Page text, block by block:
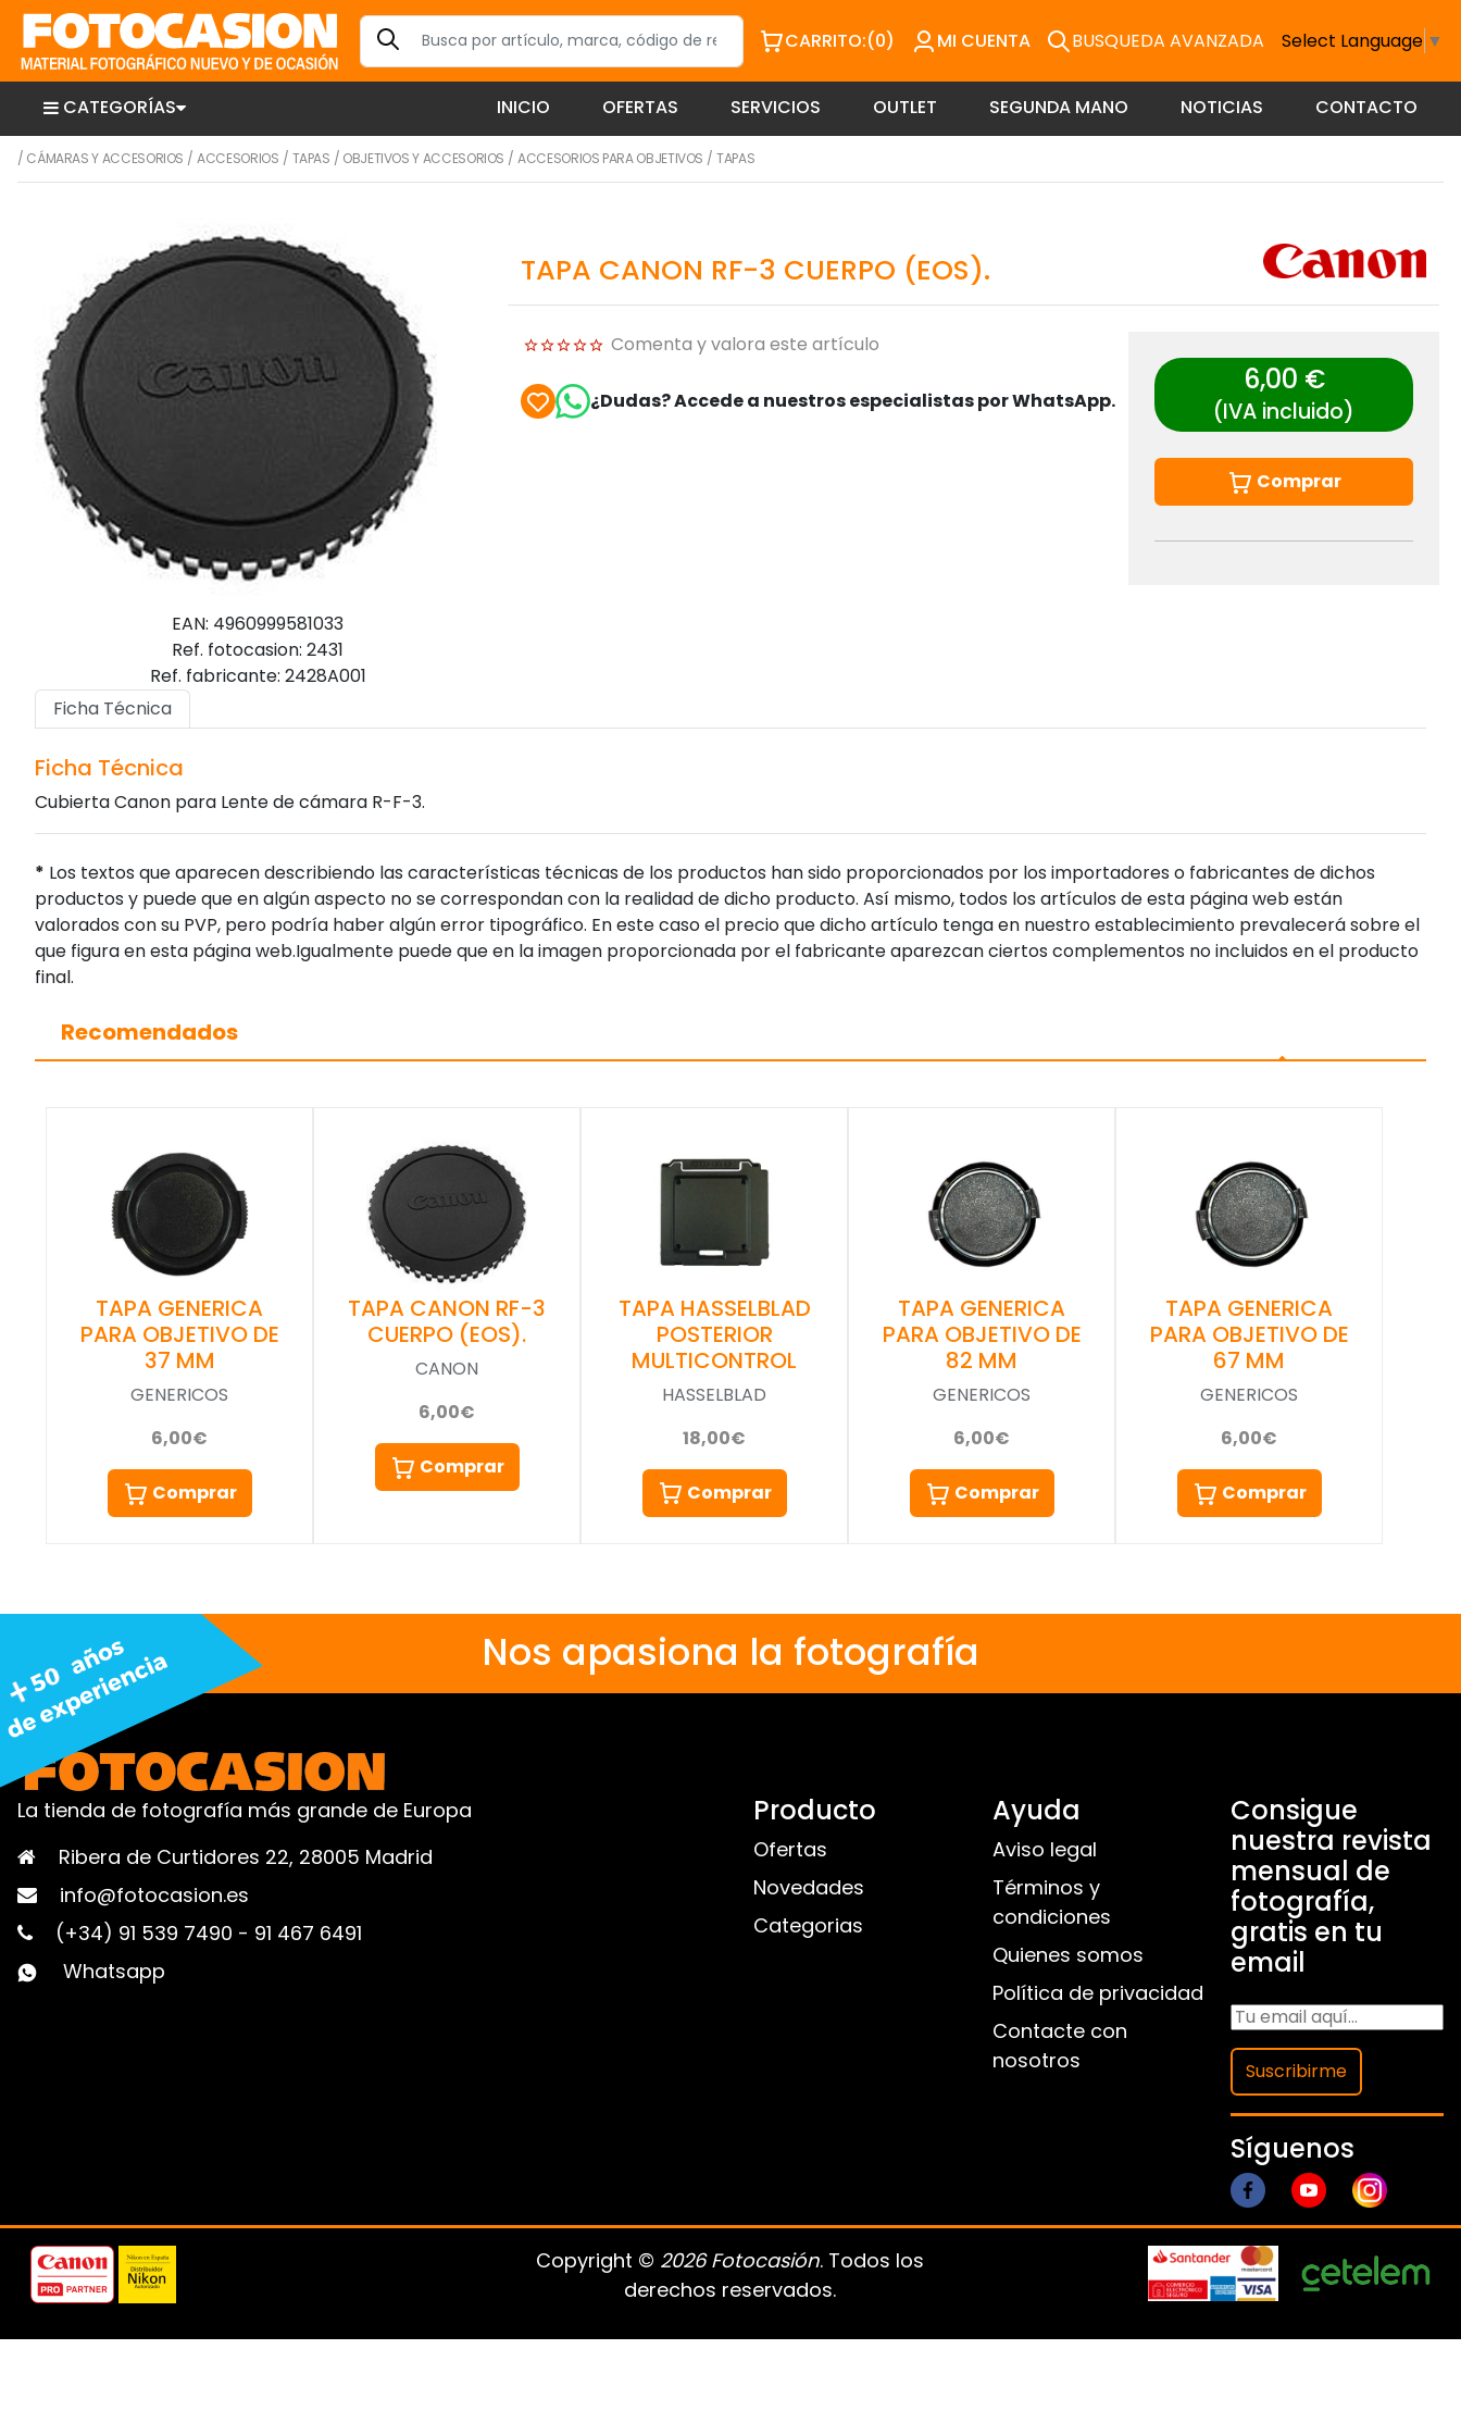
CARRITO:(0) MI CUENTA BUSQUEDA AVANZADA Select Language ▼
CATEGORÍAS INICIO OFERTAS SERVICIOS OUTLET SEGUNDA MANO NOTICIAS CONTACTO
/ CÁMARAS Y ACCESORIOS /ACCESORIOS / TAPAS / OBJETIVOS Y ACCESORIOS /ACCESORIOS PARA OBJETIVOS /TAPAS
EAN: 4960999581033
Ref. fotocasion: 2431
Ref. fabricante: 2428A001
TAPA CANON RF-3 CUERPO (EOS).
Comenta y valora este artículo
¿Dudas? Accede a nuestros especialistas por WhatsApp.
6,00 €
(IVA incluido)
Comprar
Ficha Técnica
Ficha Técnica
Cubierta Canon para Lente de cámara R-F-3.
* Los textos que aparecen describiendo las características técnicas de los productos han sido proporcionados por los importadores o fabricantes de dichos
productos y puede que en algún aspecto no se correspondan con la realidad de dicho producto. Así mismo, todos los artículos de esta página web están
valorados con su PVP, pero podría haber algún error tipográfico. En este caso el precio que dicho artículo tenga en nuestro establecimiento prevalecerá sobre el
que figura en esta página web.Igualmente puede que en la imagen proporcionada por el fabricante aparezcan ciertos complementos no incluidos en el producto
final.
Recomendados
TAPA GENERICA
PARA OBJETIVO DE
37 MM
GENERICOS
6,00€
Comprar
TAPA CANON RF-3
CUERPO (EOS).
CANON
6,00€
Comprar
TAPA HASSELBLAD
POSTERIOR
MULTICONTROL
HASSELBLAD
18,00€
Comprar
TAPA GENERICA
PARA OBJETIVO DE
82 MM
GENERICOS
6,00€
Comprar
TAPA GENERICA
PARA OBJETIVO DE
67 MM
GENERICOS
6,00€
Comprar
Nos apasiona la fotografía
La tienda de fotografía más grande de Europa
Ribera de Curtidores 22, 28005 Madrid
info@fotocasion.es
(+34) 91 539 7490 - 91 467 6491
Whatsapp
Producto
Ofertas
Novedades
Categorias
Ayuda
Aviso legal
Términos y
condiciones
Quienes somos
Política de privacidad
Contacte con
nosotros
Consigue
nuestra revista
mensual de
fotografía,
gratis en tu
email
Suscribirme
Síguenos
Copyright © 2026 Fotocasión. Todos los
derechos reservados.